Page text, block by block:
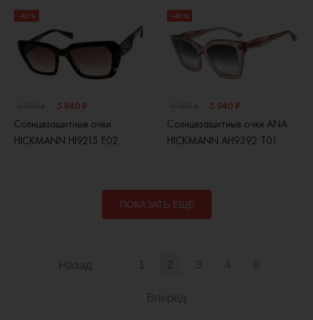
- 40 %
5 940 ₽
Солнцезащитные очки
HICKMANN HI9215 E02
- 40 %
5 940 ₽
Солнцезащитные очки ANA
HICKMANN AH9392 T01
ПОКАЗАТЬ ЕЩЁ